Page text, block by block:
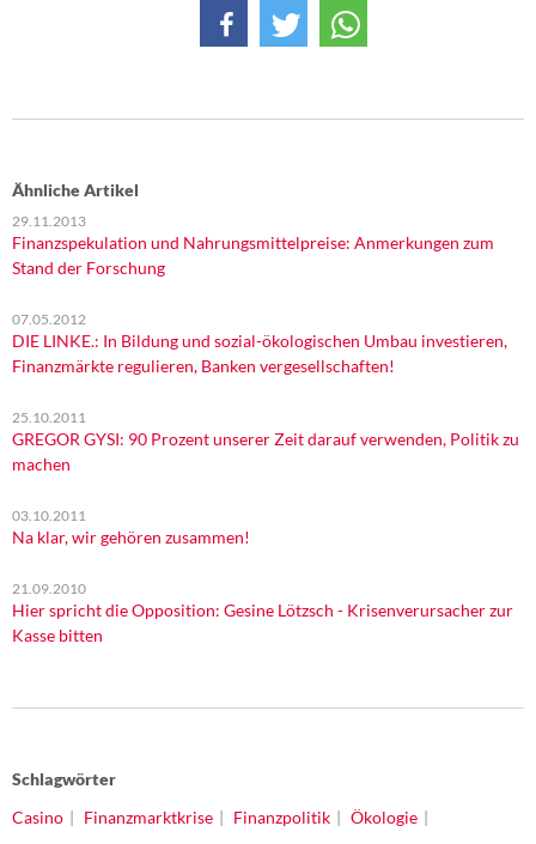
Rosa-Luxemburg-Stiftung
Ähnliche Artikel
29.11.2013
Finanzspekulation und Nahrungsmittelpreise: Anmerkungen zum
Stand der Forschung
07.05.2012
DIE LINKE.: In Bildung und sozial-ökologischen Umbau investieren,
Finanzmärkte regulieren, Banken vergesellschaften!
25.10.2011
GREGOR GYSI: 90 Prozent unserer Zeit darauf verwenden, Politik zu
machen
03.10.2011
Na klar, wir gehören zusammen!
21.09.2010
Hier spricht die Opposition: Gesine Lötzsch - Krisenverursacher zur
Kasse bitten
Schlagwörter
Casino
Finanzmarktkrise Finanzpolitik
Ökologie